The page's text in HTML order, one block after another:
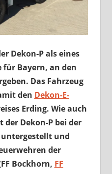
Dekon-P als eines
für Bayern, an den
Das Fahrzeug
den Dekon-E-
Erding. Wie auch
der Dekon-P bei der
und
der
Bockhorn, FF